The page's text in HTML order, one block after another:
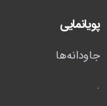
پویانمایی
جاودانه‌ها
.